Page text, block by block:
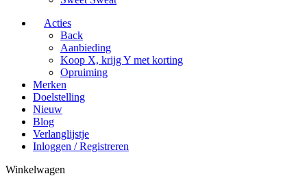
Acties
Back
Aanbieding
Koop X, krijg Y met korting
Opruiming
Merken
Doelstelling
Nieuw
Blog
Verlanglijstje
Inloggen / Registreren
Winkelwagen